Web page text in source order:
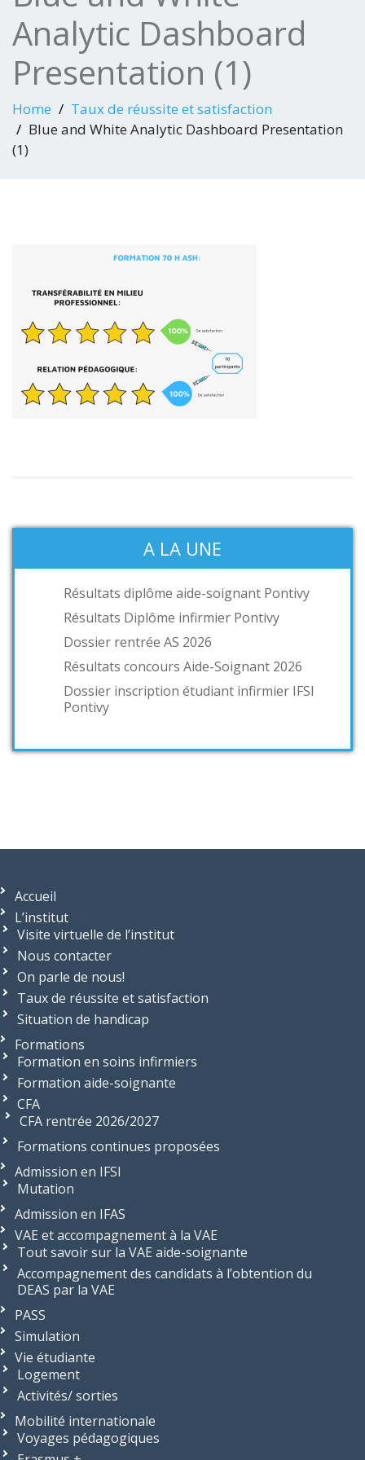
Analytic Dashboard
Presentation (1)
Home
Taux de réussite et satisfaction
Blue and White Analytic Dashboard Presentation
(1)
A LA UNE
Résultats diplôme aide-soignant Pontivy
Résultats Diplôme infirmier Pontivy
Dossier rentrée AS 2026
Résultats concours Aide-Soignant 2026
Dossier inscription étudiant infirmier IFSI
Pontivy
Accueil
L’institut
Visite virtuelle de l’institut
Nous contacter
On parle de nous!
Taux de réussite et satisfaction
Situation de handicap
Formations
Formation en soins infirmiers
Formation aide-soignante
CFA
CFA rentrée 2026/2027
Formations continues proposées
Admission en IFSI
Mutation
Admission en IFAS
VAE et accompagnement à la VAE
Tout savoir sur la VAE aide-soignante
Accompagnement des candidats à l’obtention du
DEAS par la VAE
PASS
Simulation
Vie étudiante
Logement
Activités/ sorties
Mobilité internationale
Voyages pédagogiques